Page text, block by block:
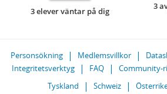
3 elever väntar på dig
3
Personsökning Medlemsvillkor
Integritetsverktyg
FAQ Community-
Tyskland
Schweiz